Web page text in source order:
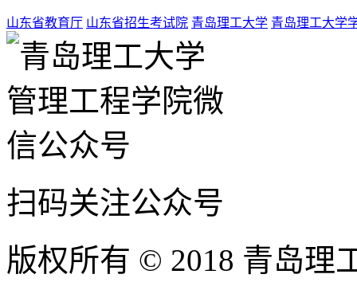
山东省教育厅 山东省招生考试院 青岛理工大学 青岛理工大学
扫码关注公众号
版权所有 © 2018 青岛理